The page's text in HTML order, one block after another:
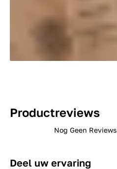
Productreviews
Nog Geen Reviews
Deel uw ervaring